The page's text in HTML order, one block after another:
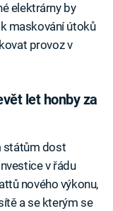
elektrárny by
maskování útoků
provoz v
let honby za
státům dost
v řádu
nového výkonu,
a se kterým se